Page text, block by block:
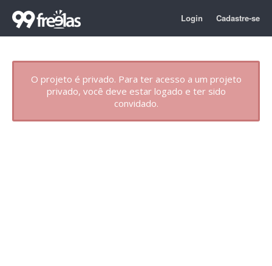
Login Cadastre-se
O projeto é privado. Para ter acesso a um projeto
privado, você deve estar logado e ter sido
convidado.